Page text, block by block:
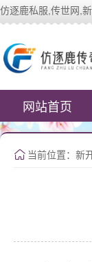
仿逐鹿私服,传世网,
网站首页
当前位置： 新